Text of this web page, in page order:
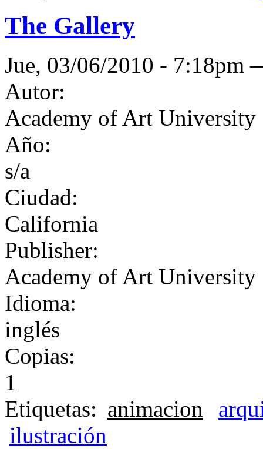
The Gallery
Jue, 03/06/2010 -
Autor:
Academy of Art University
Año:
s/a
Ciudad:
California
Publisher:
Academy of Art University
Idioma:
inglés
Copias:
1
Etiquetas: animacion
ilustración